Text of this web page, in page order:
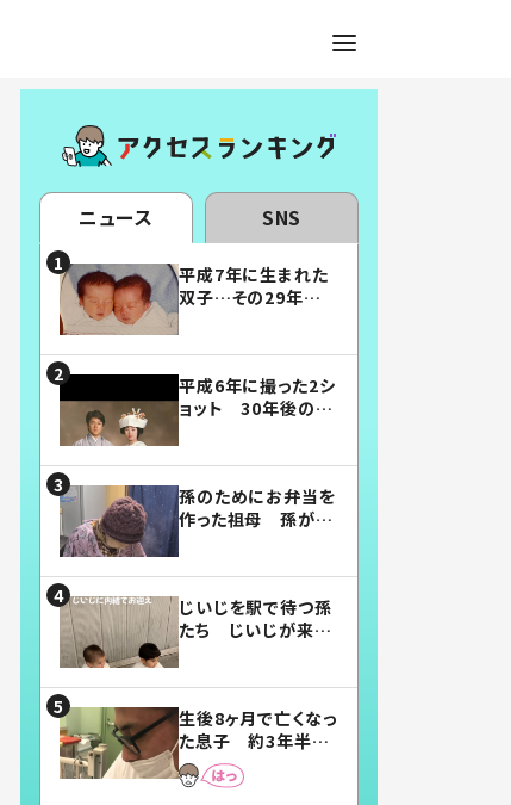
ニュース SNS
平成7年に生まれた
双子…その29年後
平成6年に撮った2シ
ョット 30年後の姿
孫のためにお弁当を
作った祖母 孫が絶
じいじを駅で待つ孫
たち じいじが来た
まらない」「幸せにな
れる」
生後8ヶ月で亡くなっ
た息子 約3年半
後、当時の妻の日記
に書いてあった本音